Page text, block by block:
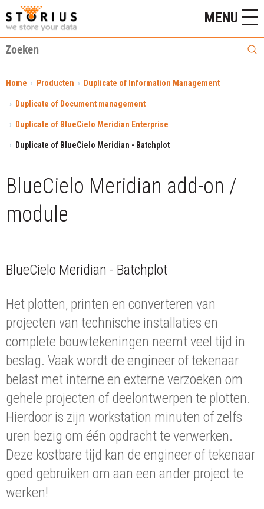
MENU
Home Producten Duplicate of Information Management
Duplicate of Document management
Duplicate of BlueCielo Meridian Enterprise
Duplicate of BlueCielo Meridian - Batchplot
BlueCielo Meridian add-on /
module
BlueCielo Meridian - Batchplot
Het plotten, printen en converteren van
projecten van technische installaties en
complete bouwtekeningen neemt veel tijd in
beslag. Vaak wordt de engineer of tekenaar
belast met interne en externe verzoeken om
gehele projecten of deelontwerpen te plotten.
Hierdoor is zijn workstation minuten of zelfs
uren bezig om één opdracht te verwerken.
Deze kostbare tijd kan de engineer of tekenaar
goed gebruiken om aan een ander project te
werken!